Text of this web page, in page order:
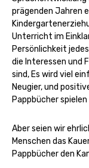
prägenden Jahren
Unterricht im
Persönlichkeit
die Interessen und
sind, Es wird viel
Neugier, und
Pappbücher
Aber seien wir
Menschen das
Pappbücher den